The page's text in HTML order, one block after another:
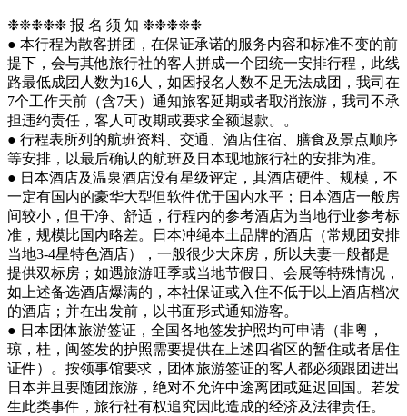
❉❉❉❉❉ 报 名 须 知 ❉❉❉❉❉
● 本行程为散客拼团，在保证承诺的服务内容和标准不变的前
提下，会与其他旅行社的客人拼成一个团统一安排行程，此线
路最低成团人数为16人，如因报名人数不足无法成团，我司在
7个工作天前（含7天）通知旅客延期或者取消旅游，我司不承
担违约责任，客人可改期或要求全额退款。。
● 行程表所列的航班资料、交通、酒店住宿、膳食及景点顺序
等安排，以最后确认的航班及日本现地旅行社的安排为准。
● 日本酒店及温泉酒店没有星级评定，其酒店硬件、规模，不
一定有国内的豪华大型但软件优于国内水平；日本酒店一般房
间较小，但干净、舒适，行程内的参考酒店为当地行业参考标
准，规模比国内略差。日本冲绳本土品牌的酒店（常规团安排
当地3-4星特色酒店），一般很少大床房，所以夫妻一般都是
提供双标房；如遇旅游旺季或当地节假日、会展等特殊情况，
如上述备选酒店爆满的，本社保证或入住不低于以上酒店档次
的酒店；并在出发前，以书面形式通知游客。
● 日本团体旅游签证，全国各地签发护照均可申请（非粤，
琼，桂，闽签发的护照需要提供在上述四省区的暂住或者居住
证件）。按领事馆要求，团体旅游签证的客人都必须跟团进出
日本并且要随团旅游，绝对不允许中途离团或延迟回国。若发
生此类事件，旅行社有权追究因此造成的经济及法律责任。